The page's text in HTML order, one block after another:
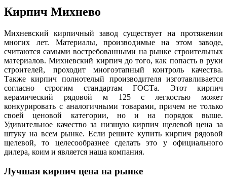
Кирпич Михнево
Михневский кирпичный завод существует на протяжении
многих лет. Материалы, производимые на этом заводе,
считаются самыми востребованными на рынке строительных
материалов. Михневский кирпич до того, как попасть в руки
строителей, проходит многоэтапный контроль качества.
Также кирпич полнотелый производителя изготавливается
согласно строгим стандартам ГОСТа. Этот кирпич
керамический рядовой м 125 с легкостью может
конкурировать с аналогичными товарами, причем не только
своей ценовой категории, но и на порядок выше.
Удивительное качество за низшую кирпич щелевой цена за
штуку на всем рынке. Если решите купить кирпич рядовой
щелевой, то целесообразнее сделать это у официального
дилера, коим и является наша компания.
Лучшая кирпич цена на рынке